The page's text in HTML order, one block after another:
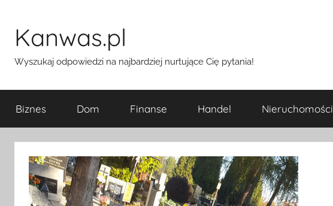
treściKanwas.pl
Wyszukaj odpowiedzi na najbardziej nurtujące Cię pytania!
Biznes Dom Finanse Handel Nieruchomości